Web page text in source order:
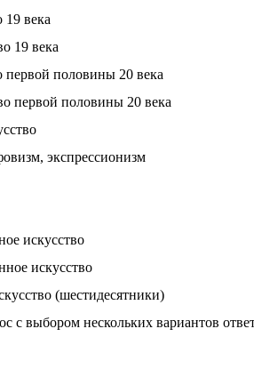
19 века
19 века
первой половины 20 века
первой половины 20 века
экспрессионизм
искусство
искусство
(шестидесятники)
с выбором нескольких вариантов